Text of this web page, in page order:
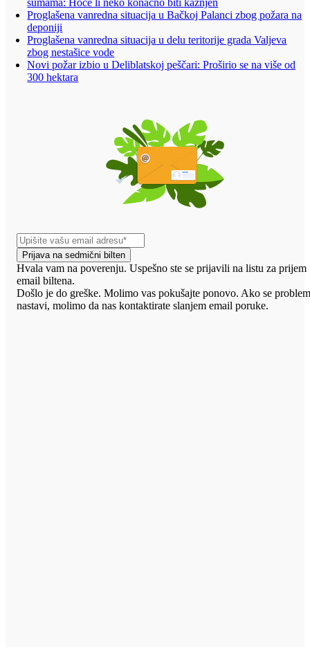
šumama: Hoće li neko konačno biti kažnjen
Proglašena vanredna situacija u Bačkoj Palanci zbog požara na
deponiji
Proglašena vanredna situacija u delu teritorije grada Valjeva
zbog nestašice vode
Novi požar izbio u Deliblatskoj peščari: Proširio se na više od
300 hektara
Prijava na sedmični bilten
Hvala vam na poverenju. Uspešno ste se prijavili na listu za prijem
email biltena.
Došlo je do greške. Molimo vas pokušajte ponovo. Ako se
nastavi, molimo da nas kontaktirate slanjem email poruke.